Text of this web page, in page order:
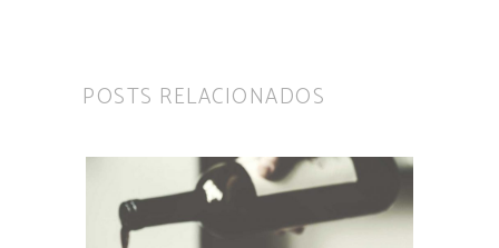
POSTS RELACIONADOS